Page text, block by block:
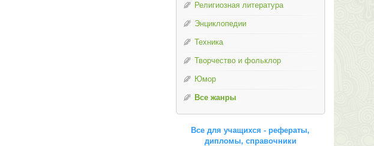
Религиозная литература
Энциклопедии
Техника
Творчество и фольклор
Юмор
Все жанры
Все для учащихся - рефераты,
дипломы, справочники